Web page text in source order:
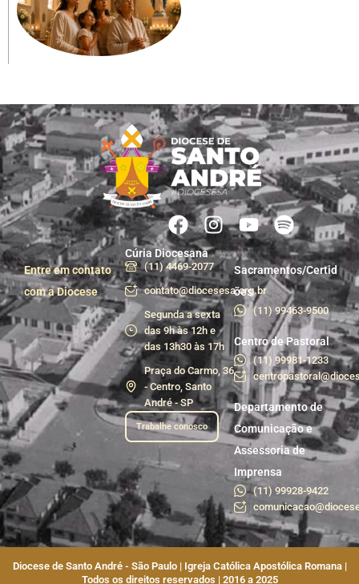
Entre em contato
com a Diocese
Cúria Diocesana
(11) 4469-2077
contato@diocesesa.org.br
Segunda a sexta
das 9h às 12h e
das 13h30 às 17h
Praça do Carmo, 36
- Centro, Santo
André - SP
Trabalhe conosco
Sacramentos/Certid
ões
(11) 99463-9500
Centro de Pastoral
(11) 99981-1233
Departamento de
Comunicação e
Assessoria de
Imprensa
(11) 99928-9422
Diocese de Santo André - São Paulo | Igreja Católica Apostólica Romana |
Todos os direitos reservados | 2016 a 2025